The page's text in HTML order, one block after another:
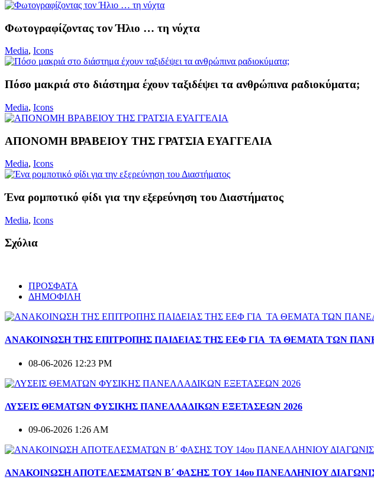
Φωτογραφίζοντας τον Ήλιο … τη νύχτα
Media, Icons
Πόσο μακριά στο διάστημα έχουν ταξιδέψει τα ανθρώπινα ραδιοκύματα;
Media, Icons
ΑΠΟΝΟΜΗ ΒΡΑΒΕΙΟΥ ΤΗΣ ΓΡΑΤΣΙΑ ΕΥΑΓΓΕΛΙΑ
Media, Icons
Ένα ρομποτικό φίδι για την εξερεύνηση του Διαστήματος
Media, Icons
Σχόλια
ΠΡΟΣΦΑΤΑ
ΔΗΜΟΦΙΛΗ
ΑΝΑΚΟΙΝΩΣΗ ΤΗΣ ΕΠΙΤΡΟΠΗΣ ΠΑΙΔΕΙΑΣ ΤΗΣ ΕΕΦ ΓΙΑ ΤΑ ΘΕΜΑΤΑ ΤΩΝ
08-06-2026 12:23 PM
ΛΥΣΕΙΣ ΘΕΜΑΤΩΝ ΦΥΣΙΚΗΣ ΠΑΝΕΛΛΑΔΙΚΩΝ ΕΞΕΤΑΣΕΩΝ 2026
09-06-2026 1:26 AM
ΑΝΑΚΟΙΝΩΣΗ ΑΠΟΤΕΛΕΣΜΑΤΩΝ Β΄ ΦΑΣΗΣ ΤΟΥ 14ου ΠΑΝΕΛΛΗΝΙΟΥ